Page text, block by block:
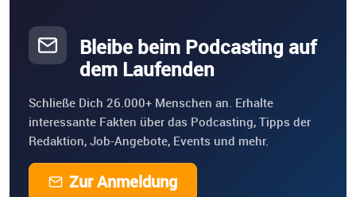
Bleibe beim Podcasting auf
dem Laufenden
Schließe Dich 26.000+ Menschen an. Erhalte
interessante Fakten über das Podcasting, Tipps der
Redaktion, Job-Angebote, Events und mehr.
Zur Anmeldung